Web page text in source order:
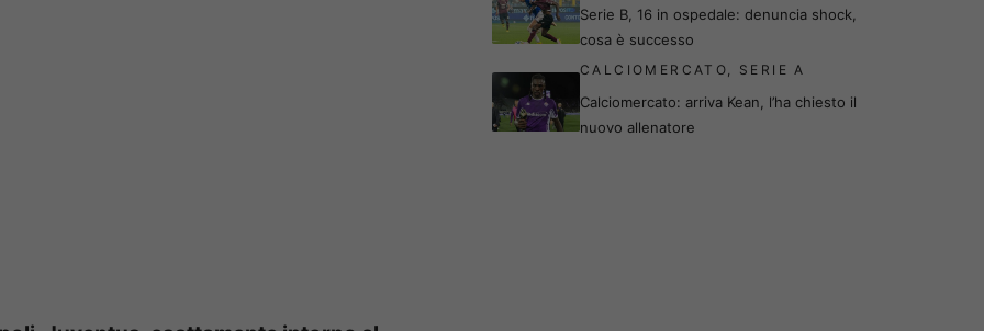
Serie B, 16 in ospedale: denuncia shock,
cosa è successo
CALCIOMERCATO, SERIE A
Calciomercato: arriva Kean, l’ha chiesto il
nuovo allenatore